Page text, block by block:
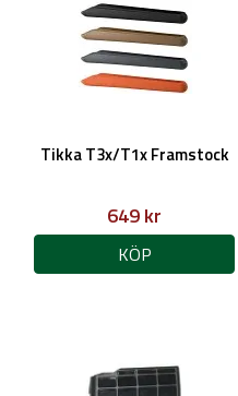
Tikka T3x/T1x Framstock
649 kr
KÖP